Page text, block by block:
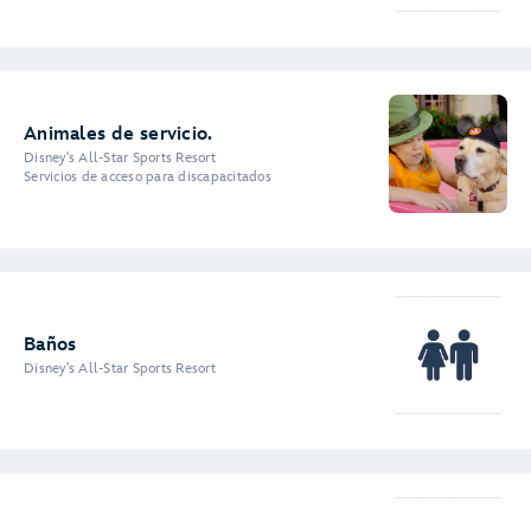
Animales de servicio.
Disney's All-Star Sports Resort
Servicios de acceso para discapacitados
Baños
Disney's All-Star Sports Resort